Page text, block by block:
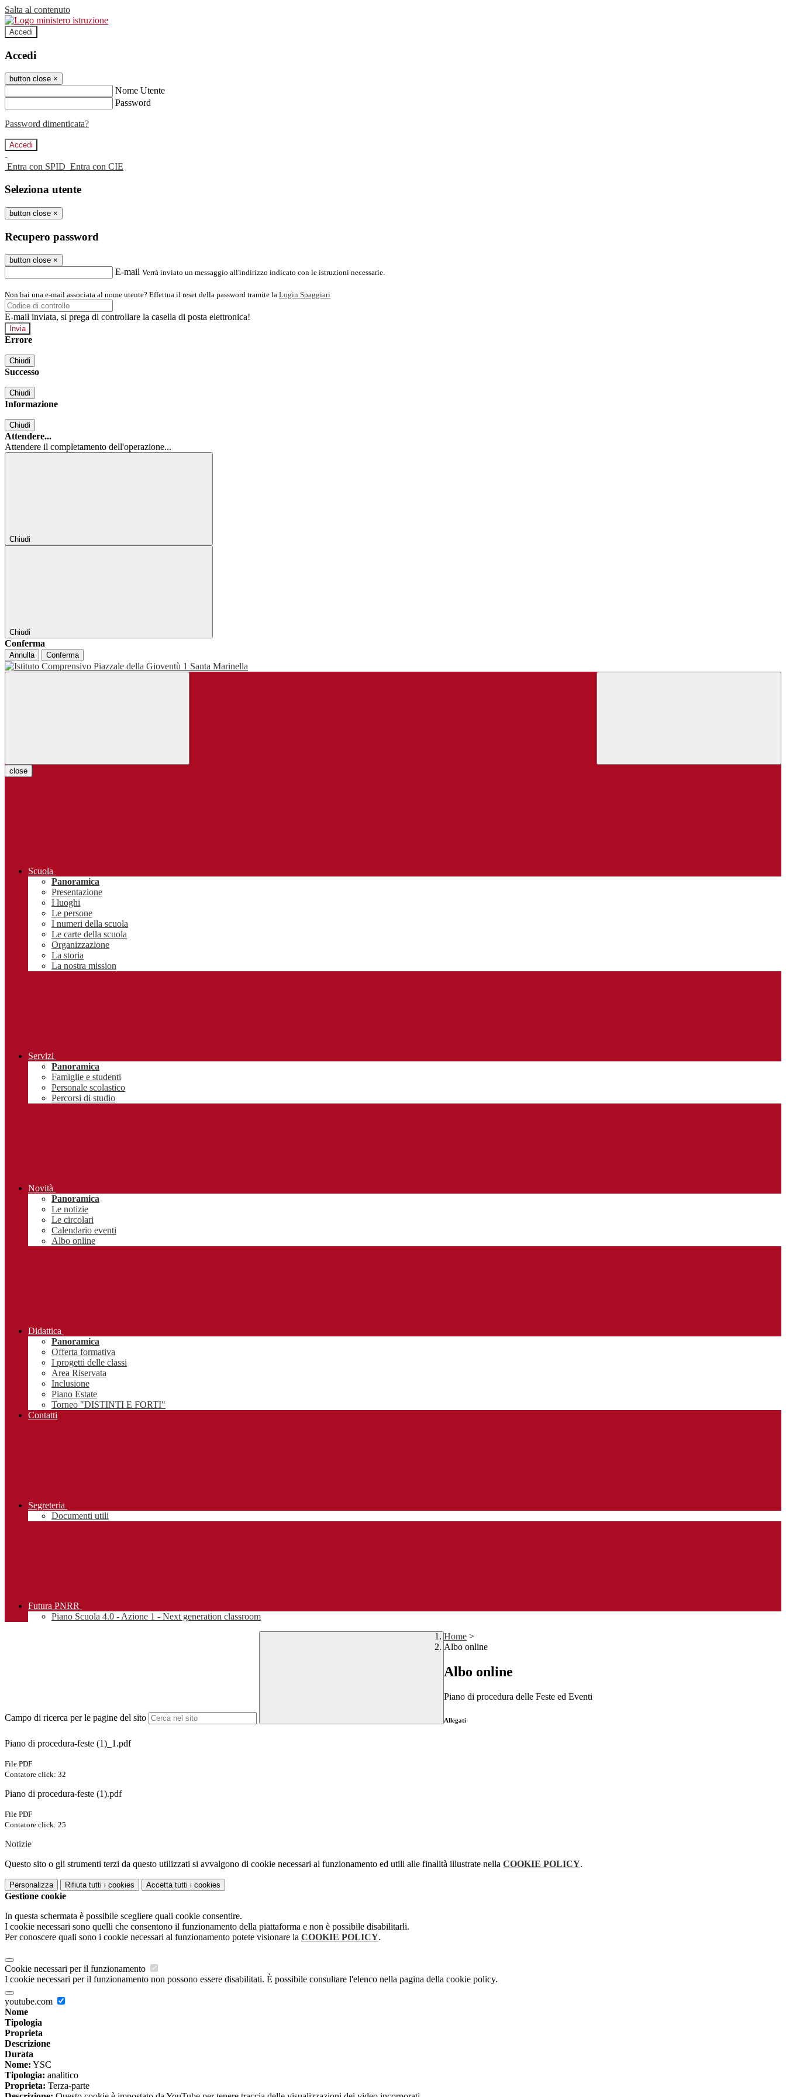
Salta al contenuto
Accedi
Accedi
button close ×
Nome Utente
Password
Password dimenticata?
-
Entra con SPID Entra con CIE
Seleziona utente
button close ×
Recupero password
button close ×
E-mail Verrà inviato un messaggio all'indirizzo indicato con le istruzioni necessarie.
Non hai una e-mail associata al nome utente? Effettua il reset della password tramite la Login Spaggiari
E-mail inviata, si prega di controllare la casella di posta elettronica!
Errore
Chiudi
Successo
Chiudi
Informazione
Chiudi
Attendere...
Attendere il completamento dell'operazione...
Chiudi
Chiudi
Conferma
Annulla Conferma
close
Scuola
Panoramica
Presentazione
I luoghi
Le persone
I numeri della scuola
Le carte della scuola
Organizzazione
La storia
La nostra mission
Servizi
Panoramica
Famiglie e studenti
Personale scolastico
Percorsi di studio
Novità
Panoramica
Le notizie
Le circolari
Calendario eventi
Albo online
Didattica
Panoramica
Offerta formativa
I progetti delle classi
Area Riservata
Inclusione
Piano Estate
Torneo "DISTINTI E FORTI"
Contatti
Segreteria
Documenti utili
Futura PNRR
Piano Scuola 4.0 - Azione 1 - Next generation classroom
Campo di ricerca per le pagine del sito
Home >
Albo online
Albo online
Piano di procedura delle Feste ed Eventi
Allegati
Piano di procedura-feste (1)_1.pdf
File PDF
Contatore click: 32
Piano di procedura-feste (1).pdf
File PDF
Contatore click: 25
Notizie
Questo sito o gli strumenti terzi da questo utilizzati si avvalgono di cookie necessari al funzionamento ed utili alle finalità illustrate nella COOKIE POLICY.
Personalizza Rifiuta tutti i cookies Accetta tutti i cookies
Gestione cookie
In questa schermata è possibile scegliere quali cookie consentire.
I cookie necessari sono quelli che consentono il funzionamento della piattaforma e non è possibile disabilitarli.
Per conoscere quali sono i cookie necessari al funzionamento potete visionare la COOKIE POLICY.
Cookie necessari per il funzionamento
I cookie necessari per il funzionamento non possono essere disabilitati. È possibile consultare l'elenco nella pagina della cookie policy.
youtube.com
Nome
Tipologia
Proprieta
Descrizione
Durata
Nome: YSC
Tipologia: analitico
Proprieta: Terza-parte